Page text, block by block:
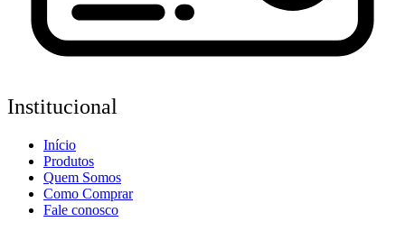
Institucional
Início
Produtos
Quem Somos
Como Comprar
Fale conosco